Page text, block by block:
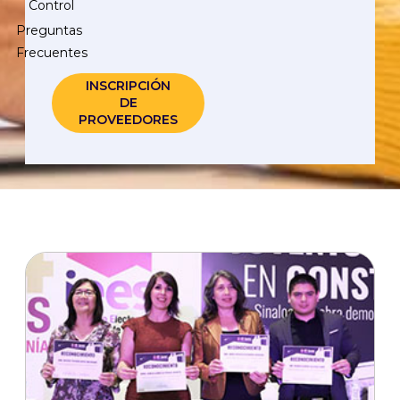
Control
Preguntas
Frecuentes
INSCRIPCIÓN
DE
PROVEEDORES